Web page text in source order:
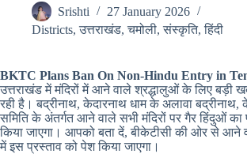
Srishti
27 January 2026
Districts,उत्तराखंड,चमोली,संस्कृति,हिंदी
BKTC Plans Ban On Non-Hindu Entry in
उत्तराखंड में मंदिरों में आने वाले श्रद्धालुओं के लिए बड़ी
रही है। बद्रीनाथ, केदारनाथ धाम के अलावा बद्रीनाथ,
समिति के अंतर्गत आने वाले सभी मंदिरों पर गैर हिंदुओं का
किया जाएगा। आपको बता दें, बीकेटीसी की ओर से आने
में इस प्रस्ताव को पेश किया जाएगा।